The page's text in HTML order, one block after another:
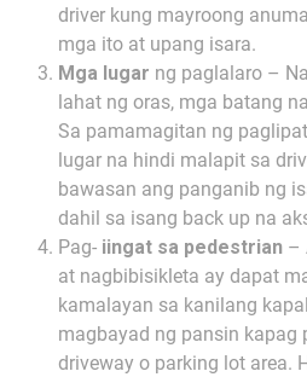
driver kung mayroong
mga ito at upang isara.
Mga lugar ng paglalaro –
lahat ng oras, mga batang
Sa pamamagitan ng
lugar na hindi malapit sa
bawasan ang panganib ng
dahil sa isang back up na
Pag- iingat sa pedestrian –
at nagbibisikleta ay dapat
kamalayan sa kanilang
magbayad ng pansin kapag
driveway o parking lot area.